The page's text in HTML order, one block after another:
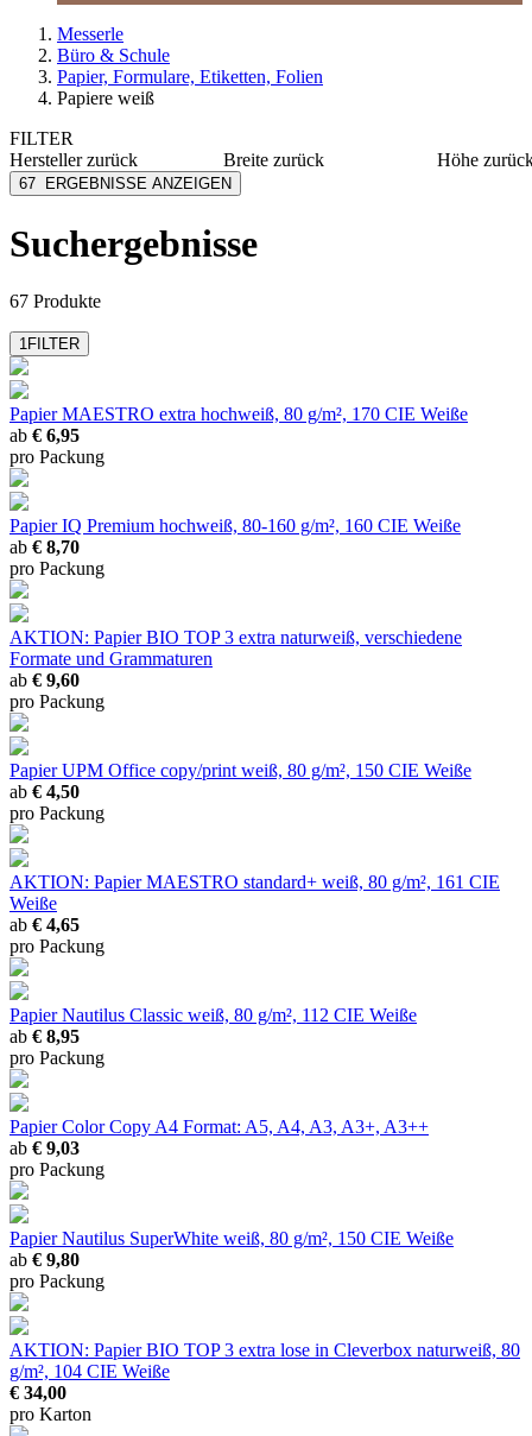
Messerle
Büro & Schule
Papier, Formulare, Etiketten, Folien
Papiere weiß
FILTER
Herstellerzurück
Avery Zweckform
EU-RO
Factory
mehr anzeigen
Breite zurück
mehr anzeigen
Höhe
67 ERGEBNISSE ANZEIGEN
Suchergebnisse
67 Produkte
1FILTER
Papier MAESTRO extra hochweiß, 80 g/m², 170 CIE Weiße
ab € 6,95
pro Packung
Papier IQ Premium hochweiß, 80-160 g/m², 160 CIE Weiße
ab € 8,70
pro Packung
AKTION: Papier BIO TOP 3 extra naturweiß, verschiedene
Formate und Grammaturen
ab € 9,60
pro Packung
Papier UPM Office copy/print weiß, 80 g/m², 150 CIE Weiße
ab € 4,50
pro Packung
AKTION: Papier MAESTRO standard+ weiß, 80 g/m², 161 CIE
Weiße
ab € 4,65
pro Packung
Papier Nautilus Classic weiß, 80 g/m², 112 CIE Weiße
ab € 8,95
pro Packung
Papier Color Copy A4 Format: A5, A4, A3, A3+, A3++
ab € 9,03
pro Packung
Papier Nautilus SuperWhite weiß, 80 g/m², 150 CIE Weiße
ab € 9,80
pro Packung
AKTION: Papier BIO TOP 3 extra lose in Cleverbox naturweiß, 80
g/m², 104 CIE Weiße
€ 34,00
pro Karton